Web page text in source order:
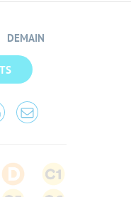
DEMAIN
Lancer
l'impression
Partager
cette
e-
mail